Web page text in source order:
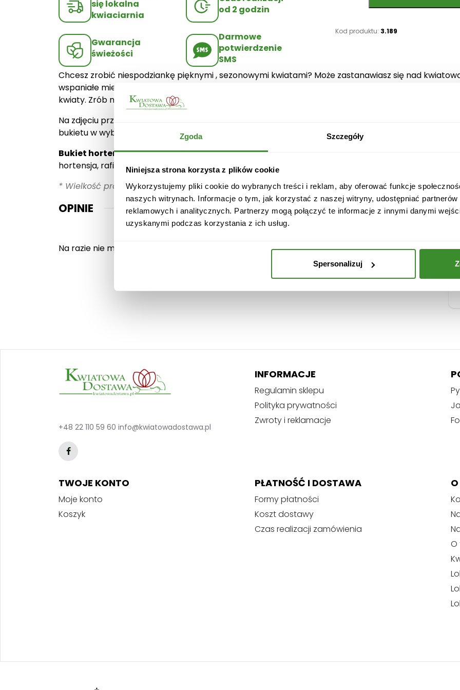
Zgoda Szczegóły
Niniejsza strona korzysta z plików cookie
Wykorzystujemy pliki cookie do wybranych treści i reklam, aby oferować funkcje
naszych witrynach. Informacje o tym, jak korzystać z naszej witryny, udostępniać partnerów
reklamowych i analitycznych. Partnerzy mogą połączyć te informacje z innymi danymi
uzyskanymi podczas korzystania z ich usług.
Spersonalizuj
się lokalna
kwiaciarnia
od 2 godzin
Gwarancja
świeżości
Darmowe
potwierdzenie
SMS
ć
s
j
Kod produktu: 3.189
Chcesz zrobić niespodziankę pięknymi , sezonowymi kwiatami? Może zastanawiasz się nad
wspaniałe mieczyki, które z pewnością ucieszą obdarowaną osobę lub ozdobią każde wnętrze.
kwiaty. Zrób niespodziankę najbliższym i podaruj im bukiet wspaniałych hortensji.
Na zdjęciu przedstawiamy bukiet składający się z 10 hortensji Niezależne od wybranej ilości nasza
bukietu w wybranym terminie. Poczta z kwiatami może dotrzeć do Odbiorcy tego samego dnia na
Bukiet hortensji składa się:
hortensja, rafia.
* Wielkość produktu: na zdjęciu przedstawiony jest produkt składający się z 10 kwiatów..
OPINIE
Na razie nie ma opinii o produkcie.
+48 22 110 59 60 info@kwiatowadostawa.pl
INFORMACJE
Regulamin sklepu
Polityka prywatności
Zwroty i reklamacje
TWOJE KONTO
Moje konto
Koszyk
PŁATNOŚĆ I DOSTAWA
Formy płatności
Koszt dostawy
Czas realizacji zamówienia
O